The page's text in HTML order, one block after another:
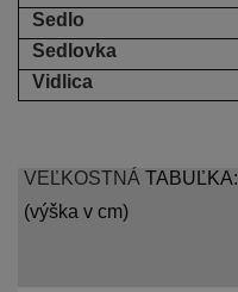
Sedlo
Sedlovka
Vidlica
VEĽKOSTNÁ TABUĽKA:
(výška v cm)